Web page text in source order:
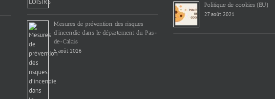
Mesures de prévention des risques
d’incendie dans le département du Pas-
de-Calais
5 août 2026
Politique de cookies (EU)
27 août 2021